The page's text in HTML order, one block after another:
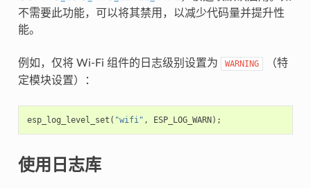
不需要此功能，可以将其禁用，以减少代码量并提升性
能。
例如，仅将 Wi-Fi 组件的日志级别设置为 WARNING
（特
定模块设置）：
esp_log_level_set ( "wifi" , ESP_LOG_WARN);
使用日志库